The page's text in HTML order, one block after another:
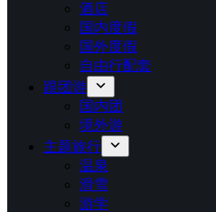
酒店
国内度假
国外度假
自由行配套
跟团游
国内团
境外游
主题旅行
温泉
滑雪
游学